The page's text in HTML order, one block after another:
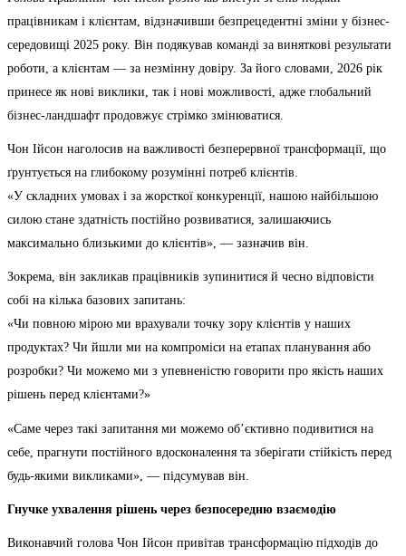
працівникам і клієнтам, відзначивши безпрецедентні зміни у бізнес-
середовищі 2025 року. Він подякував команді за виняткові результати
роботи, а клієнтам — за незмінну довіру. За його словами, 2026 рік
принесе як нові виклики, так і нові можливості, адже глобальний
бізнес-ландшафт продовжує стрімко змінюватися.
Чон Ійсон наголосив на важливості безперервної трансформації, що
ґрунтується на глибокому розумінні потреб клієнтів.
«У складних умовах і за жорсткої конкуренції, нашою найбільшою
силою стане здатність постійно розвиватися, залишаючись
максимально близькими до клієнтів», — зазначив він.
Зокрема, він закликав працівників зупинитися й чесно відповісти
собі на кілька базових запитань:
«Чи повною мірою ми врахували точку зору клієнтів у наших
продуктах? Чи йшли ми на компроміси на етапах планування або
розробки? Чи можемо ми з упевненістю говорити про якість наших
рішень перед клієнтами?»
«Саме через такі запитання ми можемо об’єктивно подивитися на
себе, прагнути постійного вдосконалення та зберігати стійкість перед
будь-якими викликами», — підсумував він.
Гнучке ухвалення рішень через безпосередню взаємодію
Виконавчий голова Чон Ійсон привітав трансформацію підходів до